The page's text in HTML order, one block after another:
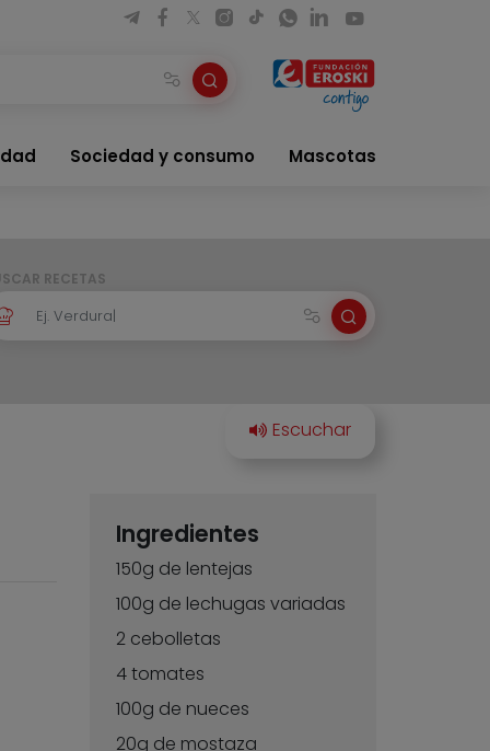
Sociedad y consumo Mascotas
RECETAS
Ingredientes
150g de lentejas
100g de lechugas variadas
2 cebolletas
4 tomates
100g de nueces
20g de mostaza